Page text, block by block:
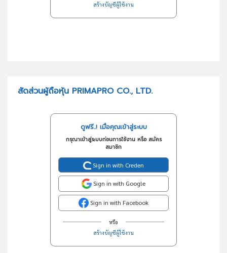
สร้างบัญชีผู้ใช้งาน
สัดส่วนผู้ถือหุ้น PRIMAPRO CO., LTD.
ดูฟรี..! เมื่อคุณเข้าสู่ระบบ
กรุณาเข้าสู่ระบบก่อนการใช้งาน หรือ สมัคร
สมาชิก
Sign in with Creden
Sign in with Google
Sign in with Facebook
หรือ
สร้างบัญชีผู้ใช้งาน